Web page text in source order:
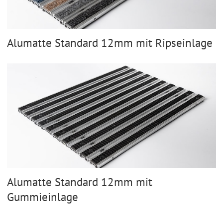
Alumatte Standard 12mm mit Ripseinlage
Alumatte Standard 12mm mit
Gummieinlage